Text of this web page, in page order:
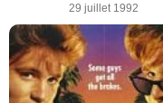
29 juillet 1992